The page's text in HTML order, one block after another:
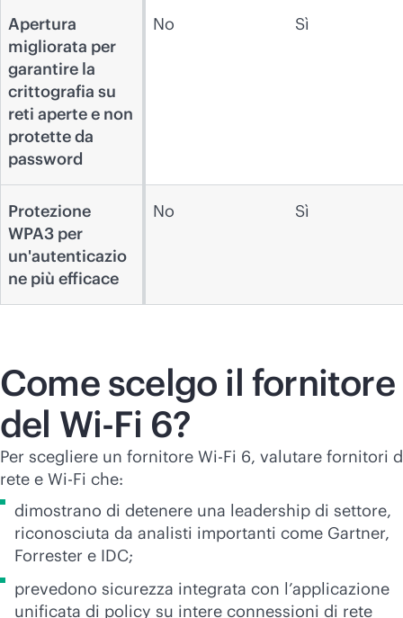
Apertura
migliorata per
garantire la
crittografia su
reti aperte e non
protette da
password
No Sì
Protezione
WPA3 per
un'autenticazio
ne più efficace
No Sì
Come scelgo il fornitore
del Wi-Fi 6?
Per scegliere un fornitore Wi-Fi 6, valutare fornitori
rete e Wi-Fi che:
dimostrano di detenere una leadership di settore,
riconosciuta da analisti importanti come Gartner,
Forrester e IDC;
prevedono sicurezza integrata con l’applicazione
unificata di policy su intere connessioni di rete